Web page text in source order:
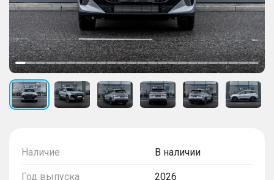
Наличие В наличии
Год выпуска 2026